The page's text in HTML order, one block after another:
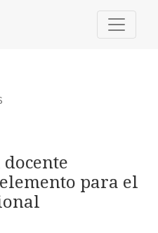
un elemento
para el